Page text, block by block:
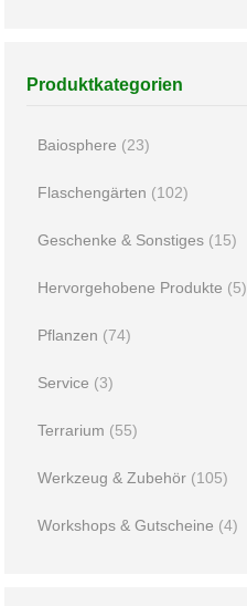
Produktkategorien
Baiosphere (23)
Flaschengärten (102)
Geschenke & Sonstiges (15)
Hervorgehobene Produkte (5)
Pflanzen (74)
Service (3)
Terrarium (55)
Werkzeug & Zubehör (105)
Workshops & Gutscheine (4)